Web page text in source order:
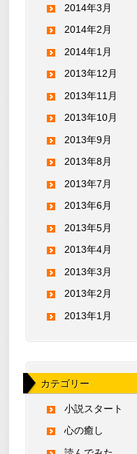
2014年3月
2014年2月
2014年1月
2013年12月
2013年11月
2013年10月
2013年9月
2013年8月
2013年7月
2013年6月
2013年5月
2013年4月
2013年3月
2013年2月
2013年1月
カテゴリー
小説スタート
心の癒し